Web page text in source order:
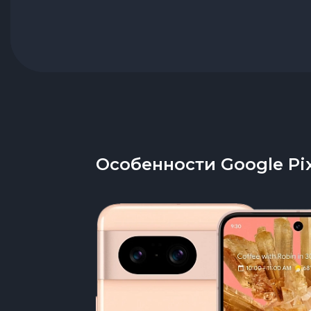
Особенности Google